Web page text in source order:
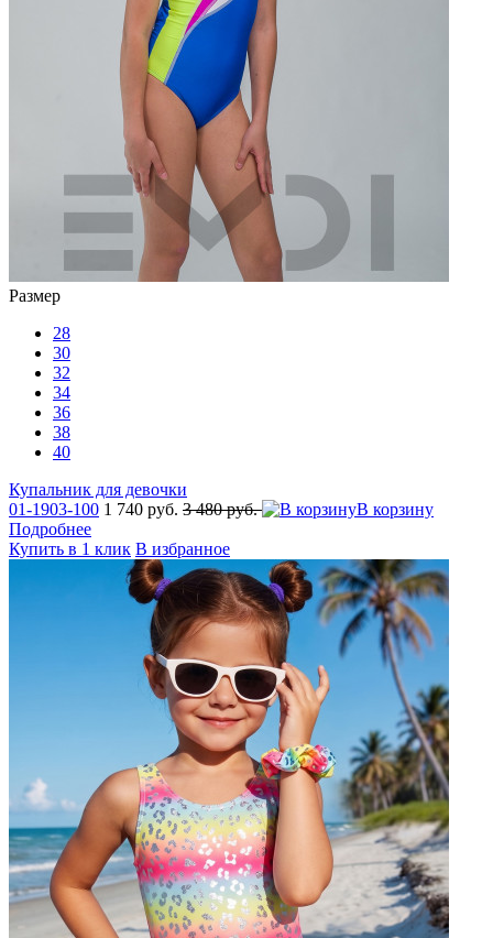
Размер
28
30
32
34
36
38
40
Купальник для девочки
01-1903-100 1 740 руб. 3 480 руб.
В корзину
Подробнее
Купить в 1 клик В избранное